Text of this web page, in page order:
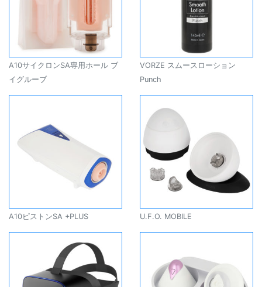
A10サイクロンSA専用ホール ブ
イグルーブ
VORZE スムースローション
Punch
A10ピストンSA +PLUS U.F.O. MOBILE